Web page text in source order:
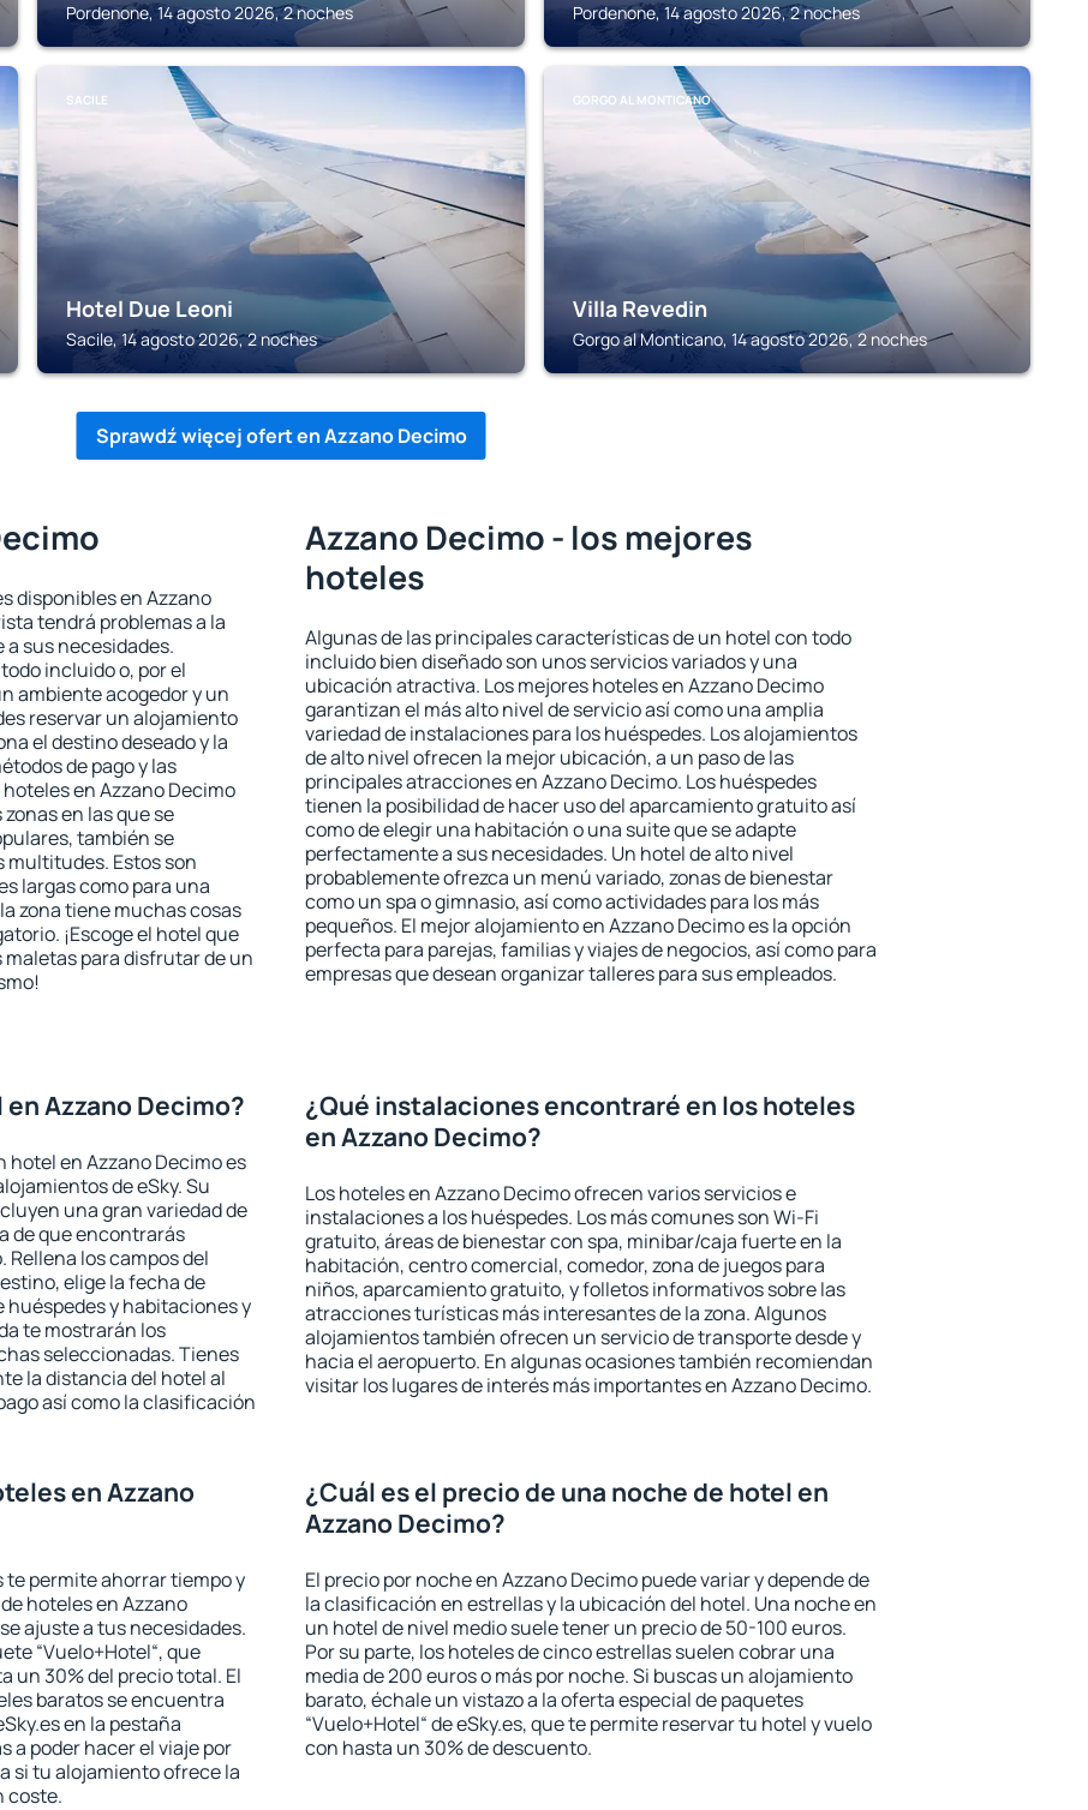
Pordenone, 14 agosto 2026, 2 noches Pordenone, 14 agosto 2026, 2 noches
SACILE
Hotel Due Leoni
Sacile, 14 agosto 2026, 2 noches
GORGO AL MONTICANO
Villa Revedin
Gorgo al Monticano, 14 agosto 2026, 2 noches
Sprawdź więcej ofert en Azzano Decimo
disponibles en Azzano
tendrá problemas a la
sus necesidades.
incluido o, por el
ambiente acogedor y un
reservar un alojamiento
el destino deseado y la
de pago y las
en Azzano Decimo
en las que se
también se
multitudes. Estos son
largas como para una
zona tiene muchas cosas
¡Escoge el hotel que
para disfrutar de un
Azzano Decimo - los mejores
hoteles
Algunas de las principales características de un hotel con todo
incluido bien diseñado son unos servicios variados y una
ubicación atractiva. Los mejores hoteles en Azzano Decimo
garantizan el más alto nivel de servicio así como una amplia
variedad de instalaciones para los huéspedes. Los alojamientos
de alto nivel ofrecen la mejor ubicación, a un paso de las
principales atracciones en Azzano Decimo. Los huéspedes
tienen la posibilidad de hacer uso del aparcamiento gratuito así
como de elegir una habitación o una suite que se adapte
perfectamente a sus necesidades. Un hotel de alto nivel
probablemente ofrezca un menú variado, zonas de bienestar
como un spa o gimnasio, así como actividades para los más
pequeños. El mejor alojamiento en Azzano Decimo es la opción
perfecta para parejas, familias y viajes de negocios, así como para
empresas que desean organizar talleres para sus empleados.
Azzano Decimo?
hotel en Azzano Decimo es
de eSky. Su
una gran variedad de
de que encontrarás
los campos del
elige la fecha de
huéspedes y habitaciones y
te mostrarán los
seleccionadas. Tienes
la distancia del hotel al
así como la clasificación
¿Qué instalaciones encontraré en los hoteles
en Azzano Decimo?
Los hoteles en Azzano Decimo ofrecen varios servicios e
instalaciones a los huéspedes. Los más comunes son Wi-Fi
gratuito, áreas de bienestar con spa, minibar/caja fuerte en la
habitación, centro comercial, comedor, zona de juegos para
niños, aparcamiento gratuito, y folletos informativos sobre las
atracciones turísticas más interesantes de la zona. Algunos
alojamientos también ofrecen un servicio de transporte desde y
hacia el aeropuerto. En algunas ocasiones también recomiendan
visitar los lugares de interés más importantes en Azzano Decimo.
en Azzano
te permite ahorrar tiempo y
hoteles en Azzano
ajuste a tus necesidades.
“Vuelo+Hotel“, que
un 30% del precio total. El
baratos se encuentra
en la pestaña
a poder hacer el viaje por
si tu alojamiento ofrece la
coste.
¿Cuál es el precio de una noche de hotel en
Azzano Decimo?
El precio por noche en Azzano Decimo puede variar y depende de
la clasificación en estrellas y la ubicación del hotel. Una noche en
un hotel de nivel medio suele tener un precio de 50-100 euros.
Por su parte, los hoteles de cinco estrellas suelen cobrar una
media de 200 euros o más por noche. Si buscas un alojamiento
barato, échale un vistazo a la oferta especial de paquetes
“Vuelo+Hotel“ de eSky.es, que te permite reservar tu hotel y vuelo
con hasta un 30% de descuento.